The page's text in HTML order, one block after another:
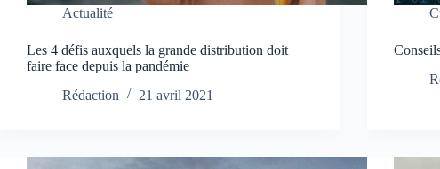
Actualité
Les 4 défis auxquels la grande distribution doit
faire face depuis la pandémie
Rédaction
21 avril 2021